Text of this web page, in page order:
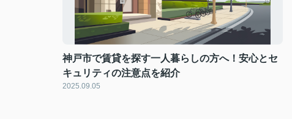
神戸市で賃貸を探す一人暮らしの方へ！安心とセ
キュリティの注意点を紹介
2025.09.05